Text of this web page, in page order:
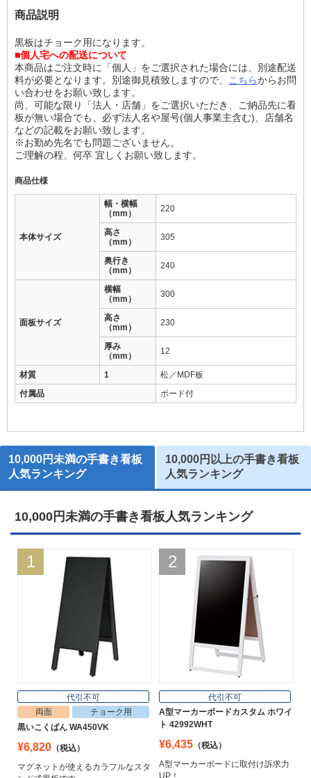
商品説明
黒板はチョーク用になります。
■個人宅への配送について
本商品はご注文時に「個人」をご選択された場合には、別途配送
料が必要となります。別途御見積致しますので、
こちらからお問
い合わせをお願い致します。
尚、可能な限り「法人・店舗」をご選択いただき、ご納品先に看
板が無い場合でも、必ず法人名や屋号(個人事業主含む)、店舗名
などの記載をお願い致します。
※お勤め先名でも問題ございません。
ご理解の程、何卒 宜しくお願い致します。
商品仕様
本体サイズ
幅・横幅
（mm）
220
高さ
（mm）
305
奥行き
（mm）
240
面板サイズ
横幅
（mm）
300
高さ
（mm）
230
厚み
（mm）
12
材質 1
松／MDF板
付属品
ボード付
10,000円未満の手書き看板
人気ランキング
10,000円未満の手書き看板人気ランキング
1
代引不可
両面
チョーク用
黒いこくばん WA450VK
¥6,820 （税込）
マグネットが使えるカラフルなスタ
2
代引不可
A型マーカーボードカスタム ホワイ
ト 42992WHT
¥6,435 （税込）
A型マーカーボードに取付け訴求力
UP！
10,000円以上の手書き看板
人気ランキング